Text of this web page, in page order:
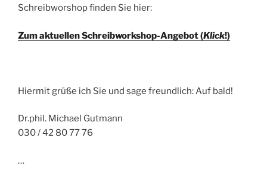
Schreibworshop finden Sie hier:
Zum aktuellen Schreibworkshop-Angebot (Klick!)
Hiermit grüße ich Sie und sage freundlich: Auf bald!
Dr.phil. Michael Gutmann
030 / 42 80 77 76
…